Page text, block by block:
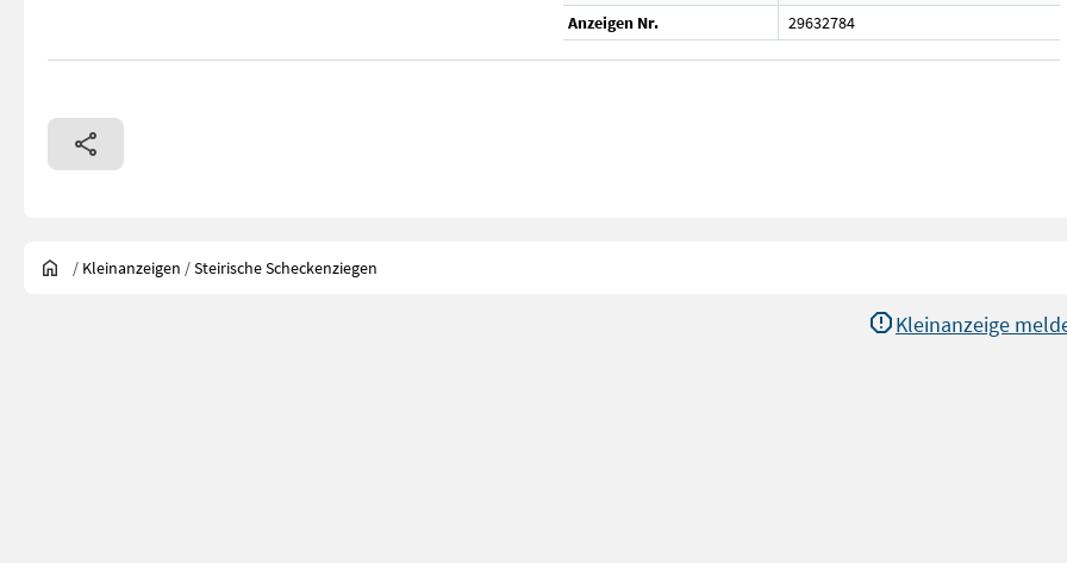
Anzeigen Nr.
29632784
/ Kleinanzeigen /Steirische Scheckenziegen
Kleinanzeige